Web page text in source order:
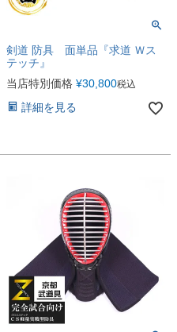
剣道 防具 面単品『求道 Ｗス
テッチ』
当店特別価格 ¥30,800税込
詳細を見る